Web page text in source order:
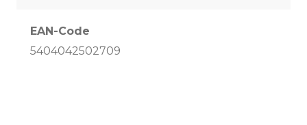
EAN-Code
5404042502709